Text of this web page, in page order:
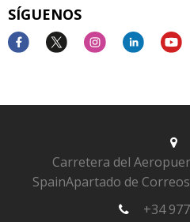
SÍGUENOS
Carretera del
SpainApartado de
+34